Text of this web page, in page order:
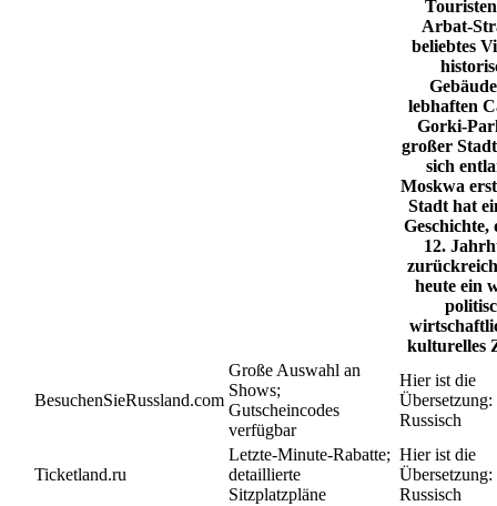
Arbat-
beliebtes
lebhaften
Gorki-
großer
sich
Moskwa
Stadt hat
Geschichte,
12.
heute ein
kulturelles
BesuchenSieRussland.com
Große Auswahl an
Shows;
Gutscheincodes
verfügbar
Hier ist die
Russisch
Ticketland.ru
Letzte-Minute-Rabatte;
detaillierte
Sitzplatzpläne
Hier ist die
Russisch